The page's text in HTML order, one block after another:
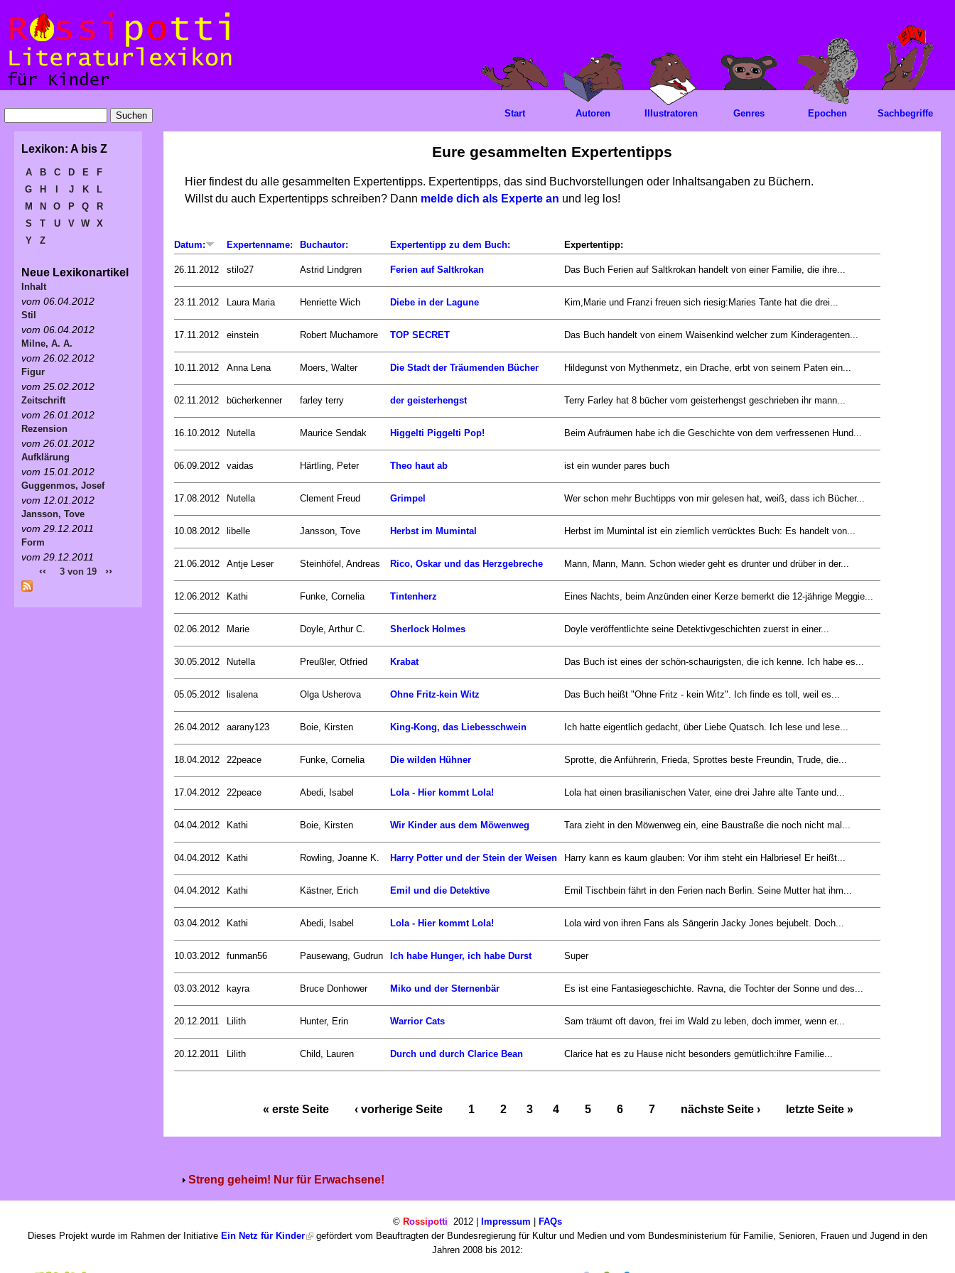
Eure gesammelten Expertentipps
Hier findest du alle gesammelten Expertentipps. Expertentipps, das sind Buchvorstellungen oder Inhaltsangaben zu Büchern.
Willst du auch Expertentipps schreiben? Dann melde dich als Experte an und leg los!
Datum: Expertenname: Buchautor: Expertentipp zu dem Buch: Expertentipp:
26.11.2012 stilo27 Astrid Lindgren Ferien auf Saltkrokan Das Buch Ferien auf Saltkrokan handelt von einer Familie, die ihre...
23.11.2012 Laura Maria Henriette Wich Diebe in der Lagune Kim,Marie und Franzi freuen sich riesig:Maries Tante hat die drei...
17.11.2012 einstein Robert Muchamore TOP SECRET Das Buch handelt von einem Waisenkind welcher zum Kinderagenten...
10.11.2012 Anna Lena Moers, Walter Die Stadt der Träumenden Bücher Hildegunst von Mythenmetz, ein Drache, erbt von seinem Paten ein...
02.11.2012 bücherkenner farley terry der geisterhengst Terry Farley hat 8 bücher vom geisterhengst geschrieben ihr mann...
16.10.2012 Nutella Maurice Sendak Higgelti Piggelti Pop! Beim Aufräumen habe ich die Geschichte von dem verfressenen Hund...
06.09.2012 vaidas Härtling, Peter Theo haut ab ist ein wunder pares buch
17.08.2012 Nutella Clement Freud Grimpel Wer schon mehr Buchtipps von mir gelesen hat, weiß, dass ich Bücher...
10.08.2012 libelle Jansson, Tove Herbst im Mumintal Herbst im Mumintal ist ein ziemlich verrücktes Buch: Es handelt von...
21.06.2012 Antje Leser Steinhöfel, Andreas Rico, Oskar und das Herzgebreche Mann, Mann, Mann. Schon wieder geht es drunter und drüber in der...
12.06.2012 Kathi Funke, Cornelia Tintenherz Eines Nachts, beim Anzünden einer Kerze bemerkt die 12-jährige Meggie...
02.06.2012 Marie Doyle, Arthur C. Sherlock Holmes Doyle veröffentlichte seine Detektivgeschichten zuerst in einer...
30.05.2012 Nutella Preußler, Otfried Krabat Das Buch ist eines der schön-schaurigsten, die ich kenne. Ich habe es...
05.05.2012 lisalena Olga Usherova Ohne Fritz-kein Witz Das Buch heißt "Ohne Fritz - kein Witz". Ich finde es toll, weil es...
26.04.2012 aarany123 Boie, Kirsten King-Kong, das Liebesschwein Ich hatte eigentlich gedacht, über Liebe Quatsch. Ich lese und lese...
18.04.2012 22peace Funke, Cornelia Die wilden Hühner Sprotte, die Anführerin, Frieda, Sprottes beste Freundin, Trude, die...
17.04.2012 22peace Abedi, Isabel Lola - Hier kommt Lola! Lola hat einen brasilianischen Vater, eine drei Jahre alte Tante und...
04.04.2012 Kathi Boie, Kirsten Wir Kinder aus dem Möwenweg Tara zieht in den Möwenweg ein, eine Baustraße die noch nicht mal...
04.04.2012 Kathi Rowling, Joanne K. Harry Potter und der Stein der Weisen Harry kann es kaum glauben: Vor ihm steht ein Halbriese! Er heißt...
04.04.2012 Kathi Kästner, Erich Emil und die Detektive Emil Tischbein fährt in den Ferien nach Berlin. Seine Mutter hat ihm...
03.04.2012 Kathi Abedi, Isabel Lola - Hier kommt Lola! Lola wird von ihren Fans als Sängerin Jacky Jones bejubelt. Doch...
10.03.2012 funman56 Pausewang, Gudrun Ich habe Hunger, ich habe Durst Super
03.03.2012 kayra Bruce Donhower Miko und der Sternenbär Es ist eine Fantasiegeschichte. Ravna, die Tochter der Sonne und des...
20.12.2011 Lilith Hunter, Erin Warrior Cats Sam träumt oft davon, frei im Wald zu leben, doch immer, wenn er...
20.12.2011 Lilith Child, Lauren Durch und durch Clarice Bean Clarice hat es zu Hause nicht besonders gemütlich:ihre Familie...
« erste Seite ‹ vorherige Seite 1 2 3 4 5 6 7 nächste Seite › letzte Seite »
Streng geheim! Nur für Erwachsene!
Start Autoren Illustratoren Genres Epochen Sachbegriffe
Lexikon: A bis Z
A B C D E
F
G
H J K
L
M
N O P Q
R
S
T U V W
X
Y
Z
Neue Lexikonartikel
Inhalt
vom 06.04.2012
Stil
vom 06.04.2012
Milne, A. A.
vom 26.02.2012
Figur
vom 25.02.2012
Zeitschrift
vom 26.01.2012
Rezension
vom 26.01.2012
Aufklärung
vom 15.01.2012
Guggenmos, Josef
vom 12.01.2012
Jansson, Tove
vom 29.12.2011
Form
vom 29.12.2011
‹‹ 3 von 19 ››
© Rossipotti 2012 | Impressum | FAQs
Dieses Projekt wurde im Rahmen der Initiative Ein Netz für Kinder
gefördert vom Beauftragten der Bundesregierung für Kultur und Medien und vom Bundesministerium für Familie, Senioren, Frauen und Jugend in den
Jahren 2008 bis 2012: